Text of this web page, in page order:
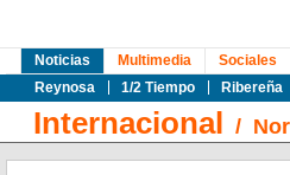
Noticias
Reynosa
1/2 Tiempo Ribereña
Multimedia Sociales
Internacional /